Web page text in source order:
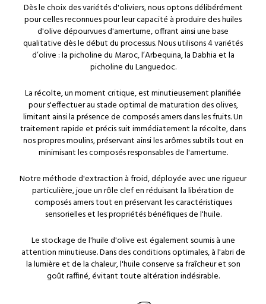
Dès le choix des variétés d'oliviers, nous optons délibérément
pour celles reconnues pour leur capacité à produire des huiles
d'olive dépourvues d'amertume, offrant ainsi une base
qualitative dès le début du processus. Nous utilisons 4 variétés
d’olive : la picholine du Maroc, l’Arbequina, la Dabhia et la
picholine du Languedoc.
La récolte, un moment critique, est minutieusement planifiée
pour s'effectuer au stade optimal de maturation des olives,
limitant ainsi la présence de composés amers dans les fruits. Un
traitement rapide et précis suit immédiatement la récolte, dans
nos propres moulins, préservant ainsi les arômes subtils tout en
minimisant les composés responsables de l'amertume.
Notre méthode d'extraction à froid, déployée avec une rigueur
particulière, joue un rôle clef en réduisant la libération de
composés amers tout en préservant les caractéristiques
sensorielles et les propriétés bénéfiques de l'huile.
Le stockage de l'huile d'olive est également soumis à une
attention minutieuse. Dans des conditions optimales, à l'abri de
la lumière et de la chaleur, l'huile conserve sa fraîcheur et son
goût raffiné, évitant toute altération indésirable.